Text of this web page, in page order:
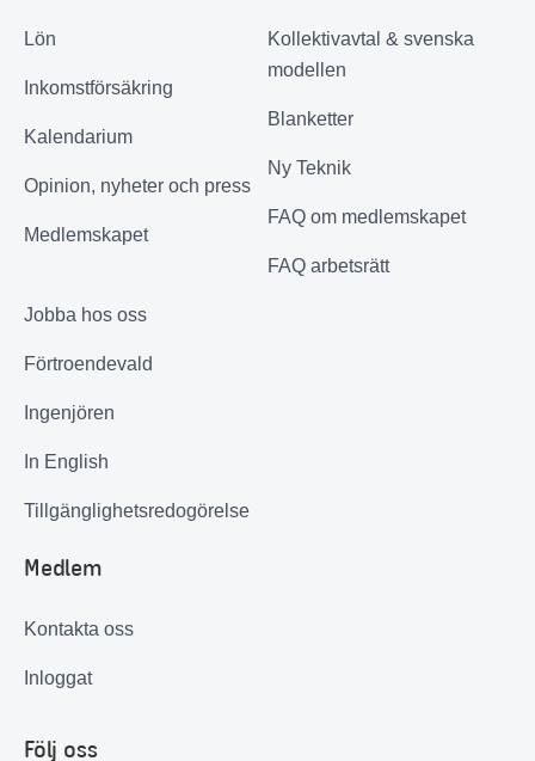
Lön
Inkomstförsäkring
Kalendarium
Opinion, nyheter och press
Medlemskapet
Kollektivavtal & svenska
modellen
Blanketter
Ny Teknik
FAQ om medlemskapet
FAQ arbetsrätt
Jobba hos oss
Förtroendevald
Ingenjören
In English
Tillgänglighetsredogörelse
Medlem
Kontakta oss
Inloggat
Följ oss